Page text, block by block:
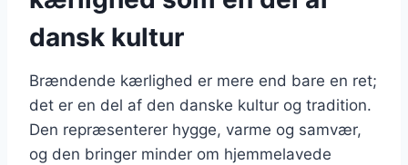
dansk kultur
Brændende kærlighed er mere end bare en ret;
det er en del af den danske kultur og tradition.
Den repræsenterer hygge, varme og samvær,
og den bringer minder om hjemmelavede